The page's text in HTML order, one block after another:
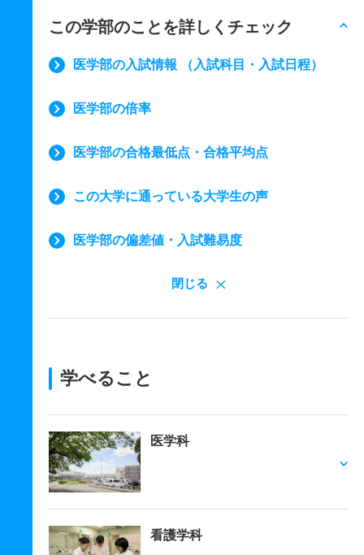
この学部のことを詳しくチェック
医学部の入試情報 （入試科目・入試日程）
医学部の倍率
医学部の合格最低点・合格平均点
この大学に通っている大学生の声
医学部の偏差値・入試難易度
閉じる
学べること
医学科
看護学科